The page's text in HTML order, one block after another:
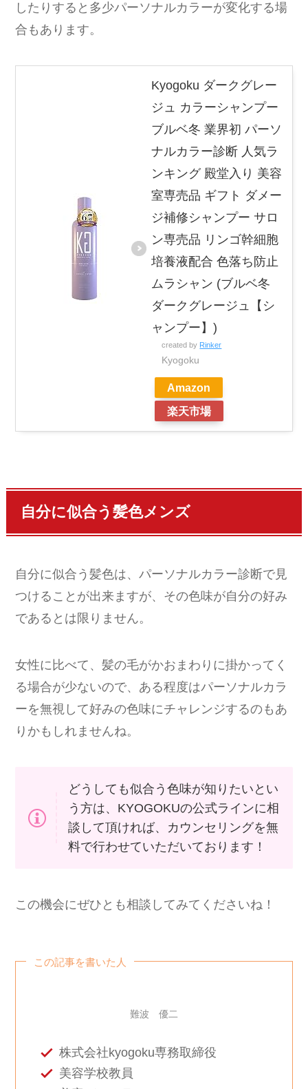
したりすると多少パーソナルカラーが変化する場
合もあります。
Kyogoku ダークグレー
ジュ カラーシャンプー
ブルベ冬 業界初 パーソ
ナルカラー診断 人気ラ
ンキング 殿堂入り 美容
室専売品 ギフト ダメー
ジ補修シャンプー サロ
ン専売品 リンゴ幹細胞
培養液配合 色落ち防止
ムラシャン (ブルベ冬
ダークグレージュ【シ
ャンプー】)
created by Rinker
Kyogoku
Amazon
楽天市場
自分に似合う髪色メンズ
自分に似合う髪色は、パーソナルカラー診断で見
つけることが出来ますが、その色味が自分の好み
であるとは限りません。
女性に比べて、髪の毛がかおまわりに掛かってく
る場合が少ないので、ある程度はパーソナルカラ
ーを無視して好みの色味にチャレンジするのもあ
りかもしれませんね。
どうしても似合う色味が知りたいとい
う方は、KYOGOKUの公式ラインに相
談して頂ければ、カウンセリングを無
料で行わせていただいております！
この機会にぜひとも相談してみてくださいね！
この記事を書いた人
難波 優二
株式会社kyogoku専務取締役
美容学校教員